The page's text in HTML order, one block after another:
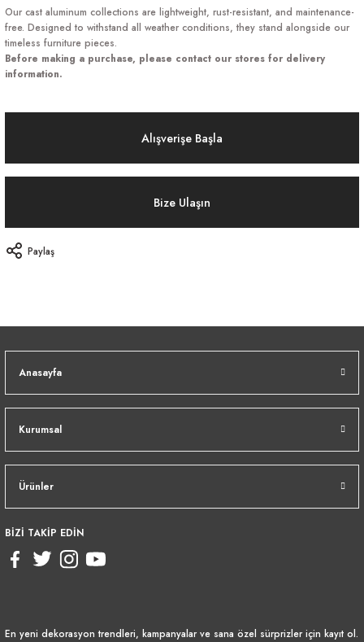
Our cast aluminum collections are lightweight, rust-resistant, and maintenance-
free. Designed to withstand all weather conditions, they stand alongside our
timeless furniture pieces.
Before making a purchase, please contact our stores for delivery
information.
Alışverişe Başla
Bize Ulaşın
Paylaş
Anasayfa
Kurumsal
Ürünler
BİZİ TAKİP EDİN
En yeni dekorasyon trendleri, kampanyalar ve sana özel sürprizler için kayıt ol.